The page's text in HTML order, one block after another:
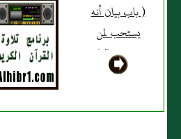
( باب بيان أنه
يستحب لمن
رؤى خاليا
بامرأة وكانت
له أن يقول هذه